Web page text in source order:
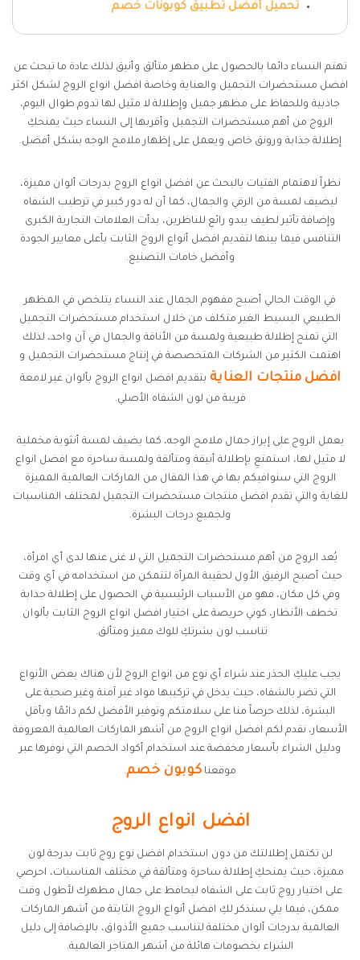
تحميل أفضل تطبيق كوبونات خصم
تهتم النساء دائما بالحصول على مظهر متألق وأنيق لذلك عادة ما تبحث عن
افضل مستحضرات التجميل والعناية وخاصة افضل انواع الروج لشكل اكثر
جاذبية وللحفاظ على مظهر جميل وإطلالة لا مثيل لها تدوم طوال اليوم،
الروج من أهم مستحضرات التجميل وأقربها إلى النساء حيث يمنحكِ
إطلالة جذابة ورونق خاص ويعمل على إظهار ملامح الوجه بشكل أفضل.
نظراً لاهتمام الفتيات بالبحث عن افضل انواع الروج بدرجات ألوان مميزة،
ليضيف لمسة من الرقي والجمال، كما أن له دور كبير في ترطيب الشفاه
وإضافة تأثير لطيف يبدو رائع للناظرين، بدأت العلامات التجارية الكبرى
التنافس فيما بينها لتقديم افضل أنواع الروج الثابت بأعلى معايير الجودة
وأفضل خامات التصنيع.
في الوقت الحالي أصبح مفهوم الجمال عند النساء يتلخص في المظهر
الطبيعي البسيط الغير متكلف من خلال استخدام مستحضرات التجميل
التي تمنح إطلالة طبيعية ولمسة من الأناقة والجمال في آن واحد، لذلك
اهتمت الكثير من الشركات المتخصصة في إنتاج مستحضرات التجميل و
افضل منتجات العناية بتقديم افضل انواع الروج بألوان غير لامعة
قريبة من لون الشفاه الأصلي.
يعمل الروج على إبراز جمال ملامح الوجه، كما يضيف لمسة أنثوية مخملية
لا مثيل لها، استمتعِ بإطلالة أنيقة ومتألقة ولمسة ساحرة مع افضل انواع
الروج التي سنوافيكم بها في هذا المقال من الماركات العالمية المميزة
للغاية والتي تقدم افضل منتجات مستحضرات التجميل لمختلف المناسبات
ولجميع درجات البشرة.
يُعد الروج من أهم مستحضرات التجميل التي لا غنى عنها لدى أي امرأة،
حيث أصبح الرفيق الأول لحقيبة المرأة لتتمكن من استخدامه في أي وقت
وفي كل مكان، فهو من الأسباب الرئيسية في الحصول على إطلالة جذابة
تخطف الأنظار، كوني حريصة على اختيار افضل انواع الروج الثابت بألوان
تناسب لون بشرتكِ للوك مميز ومتألق.
يجب عليكِ الحذر عند شراء أي نوع من انواع الروج لأن هناك بعض الأنواع
التي تضر بالشفاه، حيث يدخل في تركيبها مواد غير آمنة وغير صحية على
البشرة، لذلك حرصاً منا على سلامتكم وتوفير الأفضل لكم دائمًا وبأقل
الأسعار، نقدم لكم افضل انواع الروج من أشهر الماركات العالمية المعروفة
ودليل الشراء بأسعار مخفضة عند استخدام أكواد الخصم التي نوفرها عبر
موقعنا كوبون خصم.
افضل انواع الروج
لن تكتمل إطلالتك من دون استخدام افضل نوع روج ثابت بدرجة لون
مميزة، حيث يمنحكِ إطلالة ساحرة ومتألقة في مختلف المناسبات، احرصي
على اختيار روج ثابت على الشفاه ليحافظ على جمال مظهرك لأطول وقت
ممكن، فيما يلي سنذكر لكِ افضل أنواع الروج الثابتة من أشهر الماركات
العالمية بدرجات ألوان مختلفة لتناسب جميع الأذواق، بالإضافة إلى دليل
الشراء بخصومات هائلة من أشهر المتاجر العالمية.